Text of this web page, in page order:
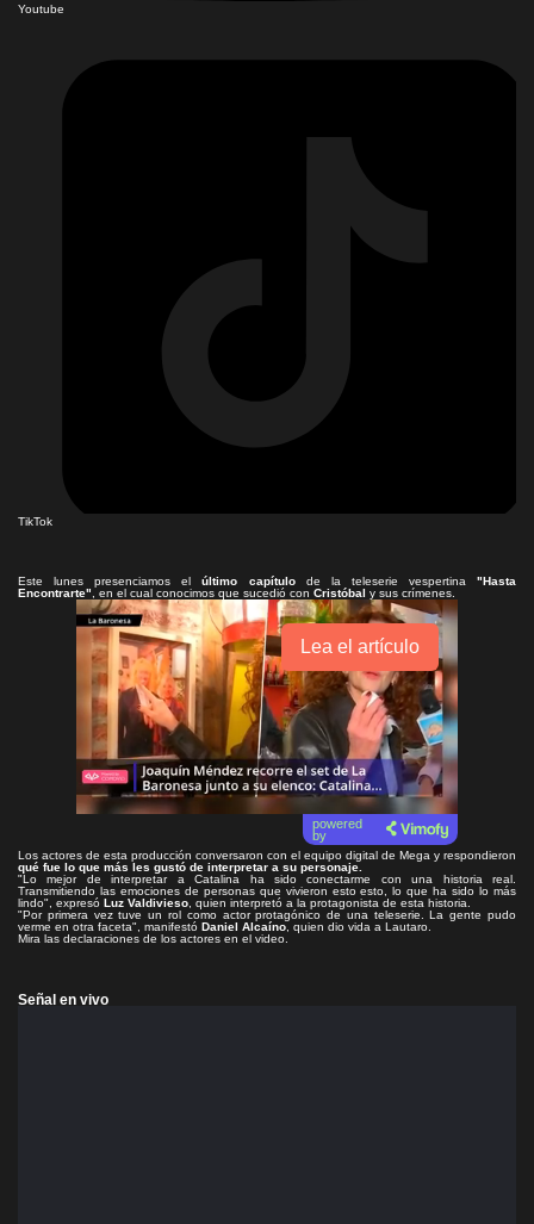
Youtube
TikTok
Este lunes presenciamos elúltimo capítulode la teleserie vespertina"Hasta
Encontrarte" , en el cual conocimos que sucedió con Cristóbal y sus crímenes.
Lea el artículo
powered
by
Los actores de esta producción conversaron con el equipo digital de Mega y respondieron
qué fue lo que más les gustó de interpretar a su personaje.
"Lo mejor de interpretar a Catalina ha sido conectarme con una historia real.
Transmitiendo las emociones de personas que vivieron esto esto, lo que ha sido lo más
lindo", expresó Luz Valdivieso , quien interpretó a la protagonista de esta historia.
"Por primera vez tuve un rol como actor protagónico de una teleserie. La gente pudo
verme en otra faceta", manifestó Daniel Alcaíno , quien dio vida a Lautaro.
Mira las declaraciones de los actores en el video.
Señal en vivo